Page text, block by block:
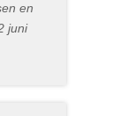
en
juni